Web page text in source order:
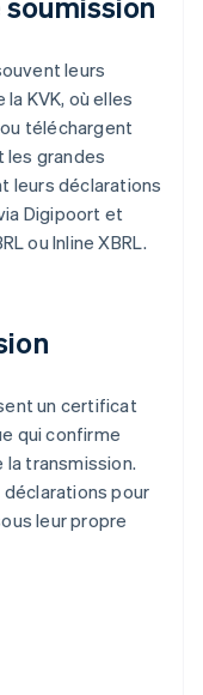
leurs
KVK, où elles
téléchargent
les grandes
leurs déclarations
Digipoort et
ou Inline XBRL.
un certificat
qui confirme
la transmission.
pour
leur propre